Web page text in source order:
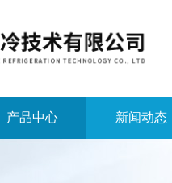
产品中心 新闻动态